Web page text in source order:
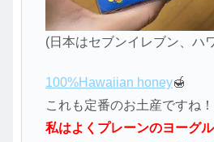
(日本はセブンイレブン、ハ
100%Hawaiian honey🍯
これも定番のお土産ですね！
私はよくプレーンのヨーグ